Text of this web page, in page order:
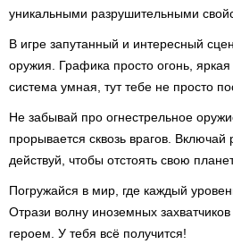
уникальными разрушительными
В игре запутанный и интересный
оружия. Графика просто огонь,
система умная, тут тебе не просто
Не забывай про огнестрельное
прорывается сквозь врагов.
действуй, чтобы отстоять свою
Погружайся в мир, где каждый
Отрази волну иноземных
героем. У тебя всё получится!